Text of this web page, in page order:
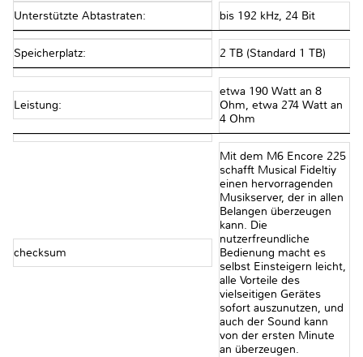
Unterstützte Abtastraten: bis 192 kHz, 24 Bit
Speicherplatz: 2 TB (Standard 1 TB)
Leistung:
etwa 190 Watt an 8
Ohm, etwa 274 Watt an
4 Ohm
checksum
Mit dem M6 Encore 225
schafft Musical Fideltiy
einen hervorragenden
Musikserver, der in allen
Belangen überzeugen
kann. Die
nutzerfreundliche
Bedienung macht es
selbst Einsteigern leicht,
alle Vorteile des
vielseitigen Gerätes
sofort auszunutzen, und
auch der Sound kann
von der ersten Minute
an überzeugen.